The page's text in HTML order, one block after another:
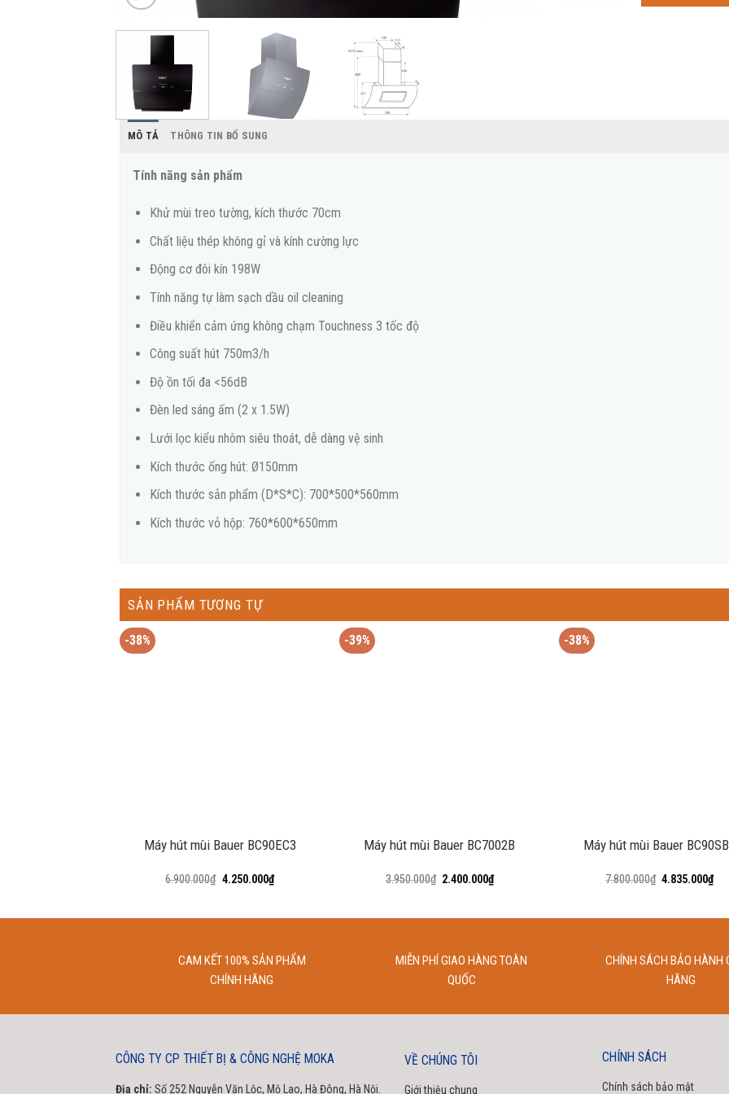
MÔ TẢ THÔNG TIN BỔ SUNG
Tính năng sản phẩm
Khử mùi treo tường, kích thước 70cm
Chất liệu thép không gỉ và kính cường lực
Động cơ đôi kín 198W
Tính năng tự làm sạch dầu oil cleaning
Điều khiển cảm ứng không chạm Touchness 3 tốc độ
Công suất hút 750m3/h
Độ ồn tối đa <56dB
Đèn led sáng ấm (2 x 1.5W)
Lưới lọc kiểu nhôm siêu thoát, dễ dàng vệ sinh
Kích thước ống hút: Ø150mm
Kích thước sản phẩm (D*S*C): 700*500*560mm
Kích thước vỏ hộp: 760*600*650mm
SẢN PHẨM TƯƠNG TỰ
-38%
Máy hút mùi Bauer BC90EC3
6.900.000₫ 4.250.000₫
-39%
Máy hút mùi Bauer BC7002B
3.950.000₫ 2.400.000₫
-38%
Máy hút mùi Bauer
7.800.000₫ 4.835.000₫
CAM KẾT 100% SẢN PHẨM
CHÍNH HÃNG
MIỄN PHÍ GIAO HÀNG TOÀN
QUỐC
CHÍNH SÁCH BẢO HÀNH
HÃNG
CÔNG TY CP THIẾT BỊ & CÔNG NGHỆ MOKA
Địa chỉ: Số 252 Nguyễn Văn Lộc, Mộ Lao, Hà Đông, Hà Nội.
VỀ CHÚNG TÔI
Giới thiệu chung
CHÍNH SÁCH
Chính sách bảo mật